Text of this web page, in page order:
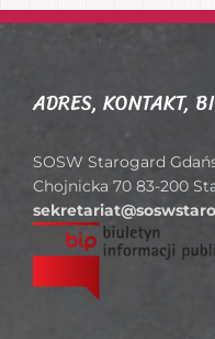
ADRES, KONTAKT,
SOSW Starogard
Chojnicka 70 83-200